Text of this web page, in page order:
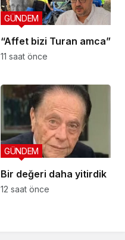
“Affet bizi Turan amca”
GÜNDEM
11 saat önce
Bir değeri daha yitirdik
GÜNDEM
12 saat önce